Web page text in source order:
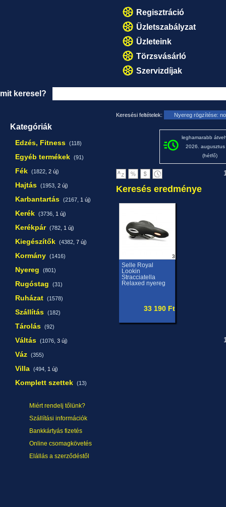
Regisztráció
Üzletszabályzat
Üzleteink
Törzsvásárló
Szervizdíjak
mit keresel?
Kategóriák
Edzés, Fitness (118)
Egyéb termékek (91)
Fék (1822, 2 új)
Hajtás (1953, 2 új)
Karbantartás (2167, 1 új)
Kerék (3736, 1 új)
Kerékpár (782, 1 új)
Kiegészítők (4382, 7 új)
Kormány (1416)
Nyereg (801)
Rugóstag (31)
Ruházat (1578)
Szállítás (182)
Tárolás (92)
Váltás (1076, 3 új)
Váz (355)
Villa (494, 1 új)
Komplett szettek (13)
Miért rendelj tőlünk?
Szállítási információk
Bankkártyás fizetés
Online csomagkövetés
Elállás a szerződéstől
Keresési feltételek: Nyereg rögzítése:
leghamarabb
2026. augusztus
(hétfő)
Keresés eredménye
3
Selle Royal
Lookin
Stracciatella
Relaxed nyereg
33 190 Ft